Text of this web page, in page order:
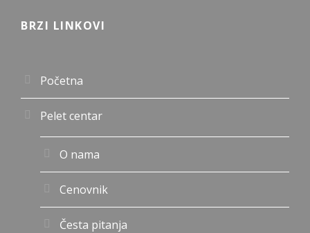
BRZI LINKOVI
Početna
Pelet centar
O nama
Cenovnik
Česta pitanja